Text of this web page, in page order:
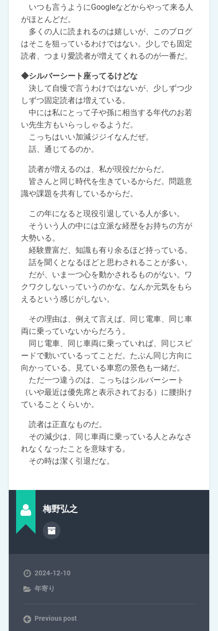
いつも言うようにGoogleなどからやって来る人
がほとんどだ。
多くの人に読まれるのは嬉しいが、このブログ
はそこを狙っているわけではない。少しでも固定
読者、つまり愛読者が増えてくれるのが一番だ。
◆シルバーシート座ってるけどな
決して自慢で言うわけではないが、少しずつ少
しずつ固定読者は増えている。
中には私にとって子や孫に相当する年代のお若
い先生方もいらっしゃるようだ。
こっちはいい加減ジジイなんだぜ。
話、通じてるのか。
読者が増えるのは、私が現役だからだ。
皆さんと同じ時代を生きているからだ。問題意
識や課題を共有しているからだ。
この年になると現役引退している人が多い。
そういう人の中には立派な経歴をお持ちの方が
大勢いる。
経験豊富だ、知識も有り余るほど持っている。
話を聞くとなるほどと思わされることが多い。
だが、いま一つ心を動かされるものがない。ワ
クワクしないっていうのかな。なんか元気をもら
えるという感じがしない。
その理由は、例えて言えば、同じ電車、同じ車
両に乗っていないからだろう。
同じ電車、同じ車両に乗っていれば、同じスピ
ードで動いているってことだ。たぶん同じ方向に
向かっている。見ている車窓の景色も一緒だ。
ただ一つ違うのは、こっちはシルバーシート
（いや最近は優先席と表示されておる）に腰掛け
ていることくらいか。
読者は正直なものだ。
その減少は、同じ車両に乗っている人とみなさ
れなくなったことを意味する。
その時は潔く引退だな。
梅野弘之
2024-12-10
年寄り
Previous post